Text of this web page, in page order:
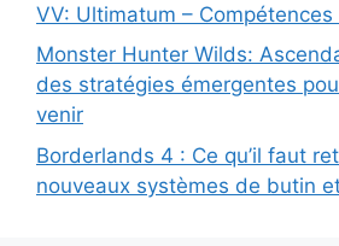
VV: Ultimatum –
Monster Hunter Wilds:
des stratégies émergentes
venir
Borderlands 4 : Ce qu’il faut
nouveaux systèmes de butin